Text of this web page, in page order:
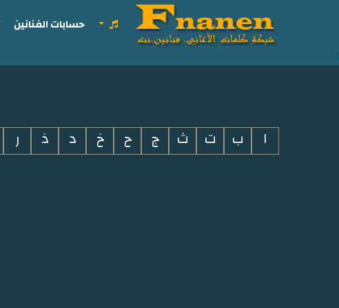
i
حسابات الفنانين
ا ب ت ث ج ح خ د ذ ر